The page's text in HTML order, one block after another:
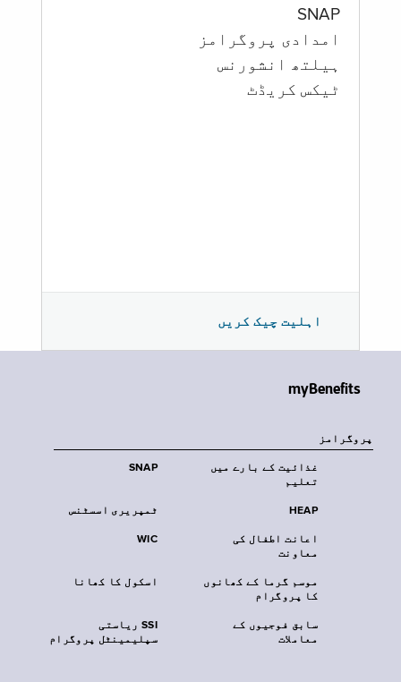
SNAP
امدادی پروگرامز
‏ہیلتھ انشورنس
ٹیکس کریڈٹ
اہلیت چیک کریں
myBenefits
پروگرامز
SNAP
غذائیت کے بارے میں
تعلیم
ٹمپریری اسسٹنس HEAP
WIC
اعانت اطفال کی
معاونت
اسکول کا کھانا
موسم گرما کے کھانوں
کا پروگرام
SSI ریاستی
سپلیمینٹل پروگرام
سابق فوجیوں کے
معاملات